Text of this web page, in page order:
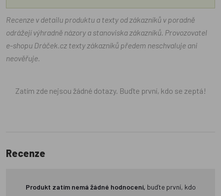
Recenze v detailu produktu a texty od zákazníků v poradně
odrážejí výhradně názory a stanoviska zákazníků. Provozovatel
e-shopu Dráček.cz texty zákazníků předem neschvaluje ani
neověřuje.
Zatím zde nejsou žádné dotazy. Buďte první, kdo se zeptá!
Recenze
Produkt zatím nemá žádné hodnocení, buďte první, kdo